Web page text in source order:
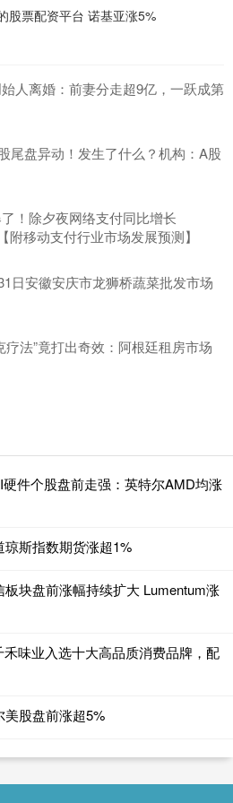
股票配资平台 诺基亚涨5%
人离婚：前妻分走超9亿，一跃成第
尾盘异动！发生了什么？机构：A股
！除夕夜网络支付同比增长
附移动支付行业市场发展预测】
日安徽安庆市龙狮桥蔬菜批发市场
疗法”竟打出奇效：阿根廷租房市场
件个股盘前走强：英特尔AMD均涨
斯指数期货涨超1%
块盘前涨幅持续扩大 Lumentum涨
味业入选十大高品质消费品牌，配
股盘前涨超5%